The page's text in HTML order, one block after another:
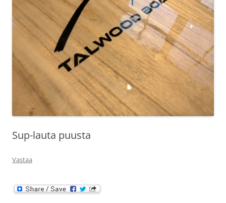
Sup-lauta puusta
Vastaa